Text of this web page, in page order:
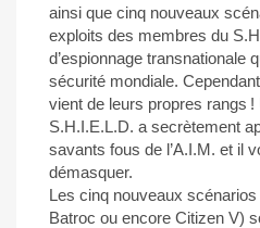
ainsi que cinq nouveaux
exploits des membres du
d’espionnage transnationale
sécurité mondiale.
vient de leurs propres rangs !
S.H.I.E.L.D. a secrètement
savants fous de l’A.I.M. et il
démasquer.
Les cinq nouveaux
Batroc ou encore Citizen V)